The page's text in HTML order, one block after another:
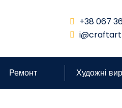
+38 067
Ремонт Художні